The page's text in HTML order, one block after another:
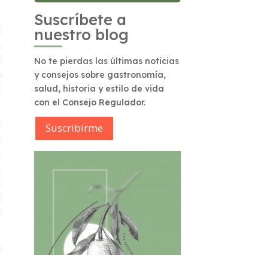
Suscríbete a
nuestro blog
No te pierdas las últimas noticias
y consejos sobre gastronomía,
salud, historia y estilo de vida
con el Consejo Regulador.
Suscribírme